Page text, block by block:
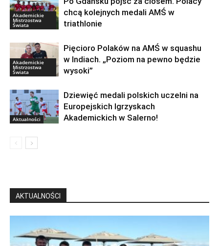
Akademickie
Mistrzostwa
Świata
chcą kolejnych medali AMŚ w
triathlonie
Akademickie
Mistrzostwa
Świata
Pięcioro Polaków na AMŚ w squashu
w Indiach. „Poziom na pewno będzie
wysoki”
Aktualności
Dziewięć medali polskich uczelni na
Europejskich Igrzyskach
Akademickich w Salerno!
AKTUALNOŚCI